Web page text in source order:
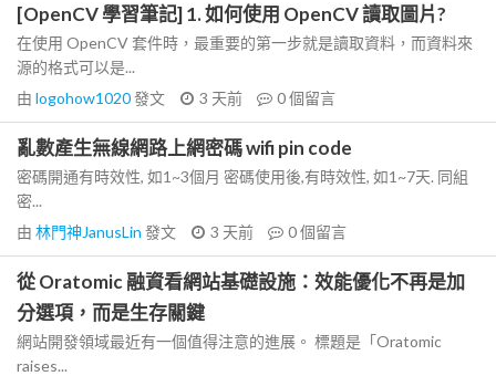
[OpenCV 學習筆記] 1. 如何使用 OpenCV 讀取圖片?
在使用 OpenCV 套件時，最重要的第一步就是讀取資料，而資料來
源的格式可以是...
由 logohow1020發文 3 天前 0個留言
亂數產生無線網路上網密碼 wifi pin code
密碼開通有時效性, 如1~3個月 密碼使用後,有時效性, 如1~7天. 同組
密...
由 林門神JanusLin 發文 3 天前 0個留言
從 Oratomic 融資看網站基礎設施：效能優化不再是加
分選項，而是生存關鍵
網站開發領域最近有一個值得注意的進展。 標題是「Oratomic
raises...